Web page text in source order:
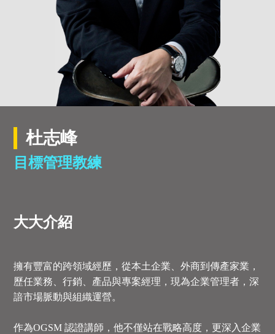
杜志峰
目標管理教練
大大介紹
擁有豐富的跨領域經歷，從本土企業、外商到傳產家業，
歷任業務、行銷、產品與專案經理，現為企業管理者，深
諳市場脈動與組織運營。
作為OGSM 認證講師，他不僅站在戰略高度，更深入企業